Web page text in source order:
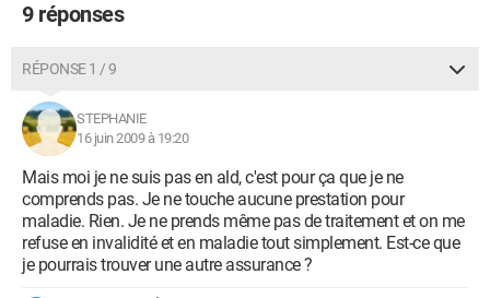
9 réponses
RÉPONSE 1 / 9
STEPHANIE
16 juin 2009 à 19:20
Mais moi je ne suis pas en ald, c'est pour ça que je ne
comprends pas. Je ne touche aucune prestation pour
maladie. Rien. Je ne prends même pas de traitement et on me
refuse en invalidité et en maladie tout simplement. Est-ce que
je pourrais trouver une autre assurance ?